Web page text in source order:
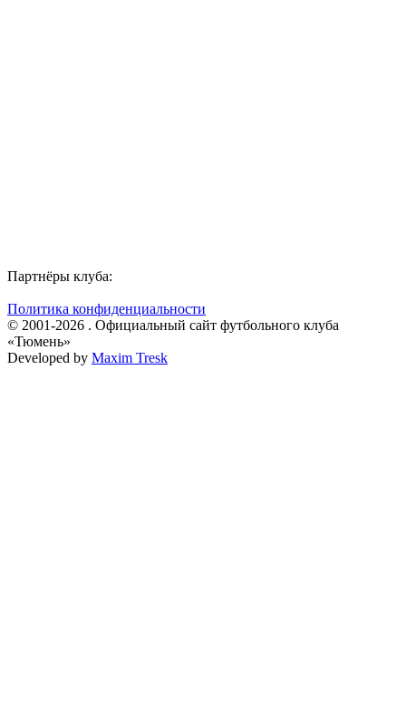
Партнёры клуба:
Политика конфиденциальности
© 2001-2026 . Официальный сайт футбольного клуба
«Тюмень»
Developed by Maxim Tresk